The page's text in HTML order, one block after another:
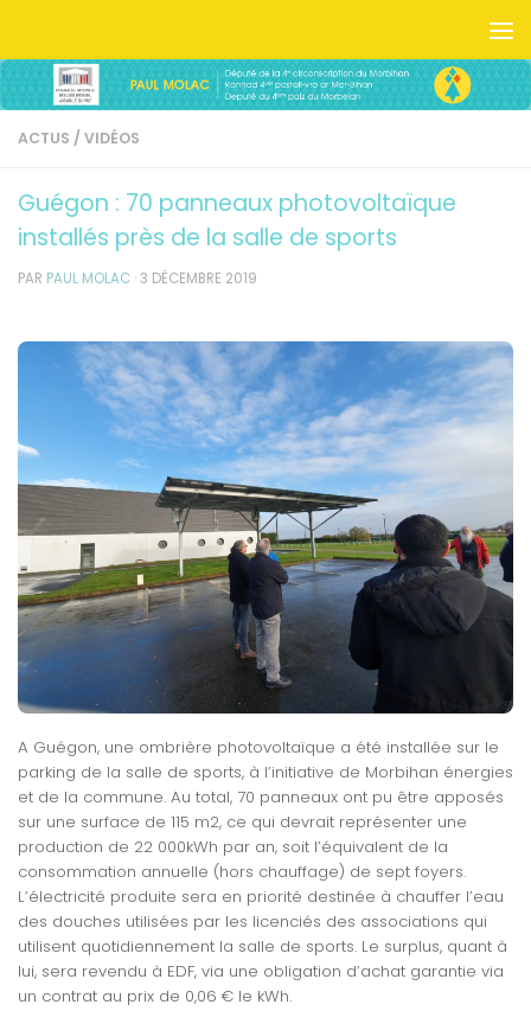
ACTUS / VIDÉOS
Guégon : 70 panneaux photovoltaïque
installés près de la salle de sports
PAR PAUL MOLAC ·3 DÉCEMBRE 2019
A Guégon, une ombrière photovoltaïque a été installée sur le
parking de la salle de sports, à l’initiative de Morbihan énergies
et de la commune. Au total, 70 panneaux ont pu être apposés
sur une surface de 115 m2, ce qui devrait représenter une
production de 22 000kWh par an, soit l’équivalent de la
consommation annuelle (hors chauffage) de sept foyers.
L’électricité produite sera en priorité destinée à chauffer l’eau
des douches utilisées par les licenciés des associations qui
utilisent quotidiennement la salle de sports. Le surplus, quant à
lui, sera revendu à EDF, via une obligation d’achat garantie via
un contrat au prix de 0,06 € le kWh.